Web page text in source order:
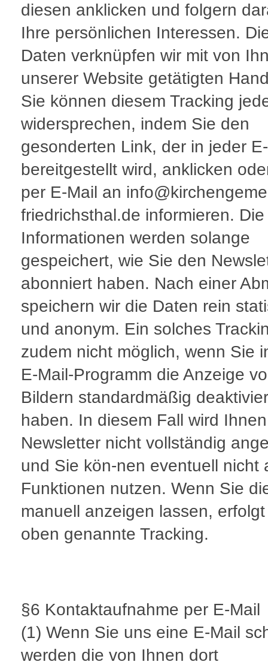
diesen anklicken und folgern
Ihre persönlichen Interessen.
Daten verknüpfen wir mit von
unserer Website getätigten
Sie können diesem Tracking
widersprechen, indem Sie den
gesonderten Link, der in jeder
bereitgestellt wird, anklicken
per E-Mail an
friedrichsthal.de informieren. Die
Informationen werden solange
gespeichert, wie Sie den
abonniert haben. Nach einer
speichern wir die Daten rein
und anonym. Ein solches
zudem nicht möglich, wenn Sie
E-Mail-Programm die Anzeige
Bildern standardmäßig
haben. In diesem Fall wird
Newsletter nicht vollständig
und Sie kön-nen eventuell nicht
Funktionen nutzen. Wenn Sie
manuell anzeigen lassen,
oben genannte Tracking.
§6 Kontaktaufnahme per E-Mail
(1) Wenn Sie uns eine E-Mail
werden die von Ihnen dort